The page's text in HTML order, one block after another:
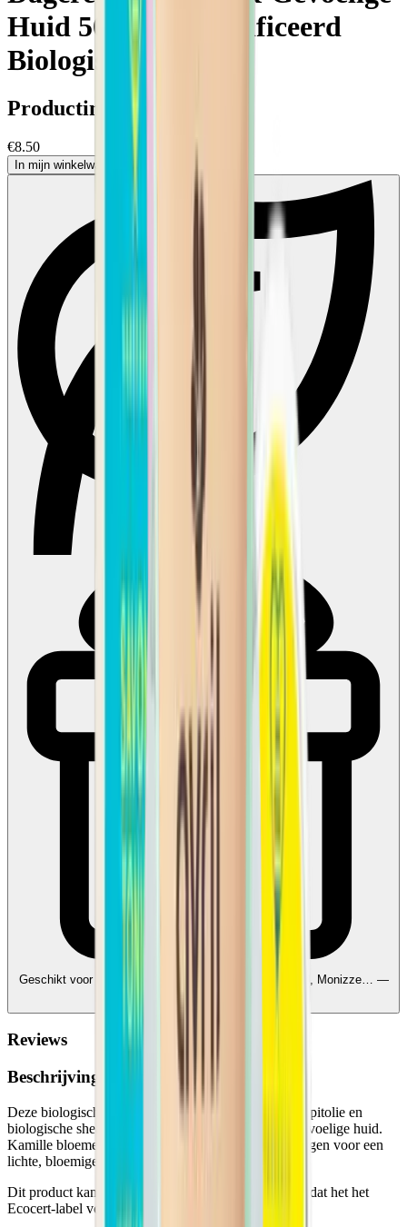
Huid 50ml - Gecertificeerd
Biologisch
Productinformatie
€8.50
In mijn winkelwagen
Geschikt voor Ecocheques en Cadeaucheques
Edenred, Monizze… —
koppel uw rekeningen
Reviews
Beschrijving
Deze biologische dagcrème van Avril, met abrikozenpitolie en
biologische sheaboter, is ideaal voor een droge en gevoelige huid.
Kamille bloemenwater en organisch rozenextract zorgen voor een
lichte, bloemige geur.
Dit product kan worden gekocht met ecocheques omdat het het
Ecocert-label voor biologische cosmetica heeft.